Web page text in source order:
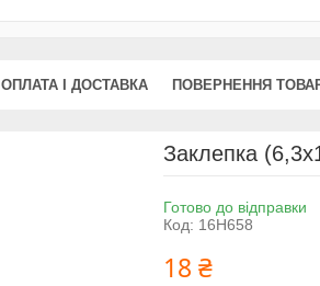
ОПЛАТА І ДОСТАВКА ПОВЕРНЕННЯ
Заклепка
Готово до відправки
Код: 16H658
18 ₴